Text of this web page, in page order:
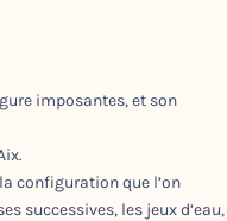
imposantes, et son
configuration que l’on
successives, les jeux d’eau,